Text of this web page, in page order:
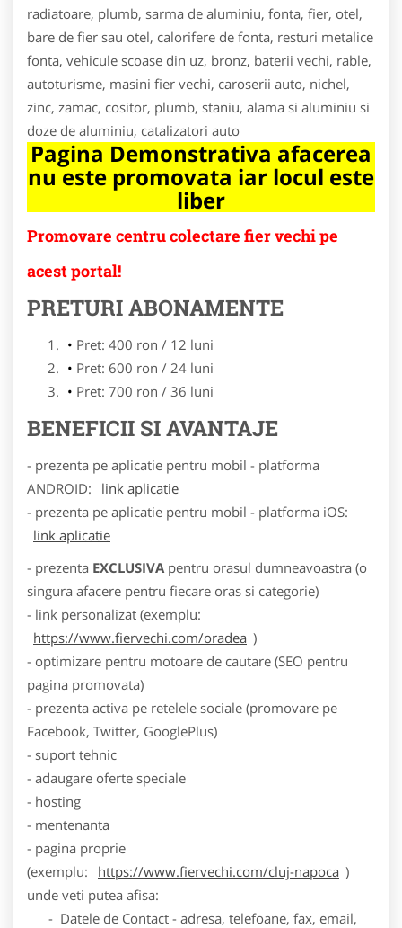
radiatoare, plumb, sarma de aluminiu, fonta, fier, otel,
bare de fier sau otel, calorifere de fonta, resturi metalice
fonta, vehicule scoase din uz, bronz, baterii vechi, rable,
autoturisme, masini fier vechi, caroserii auto, nichel,
zinc, zamac, cositor, plumb, staniu, alama si aluminiu si
doze de aluminiu, catalizatori auto
Pagina Demonstrativa afacerea
nu este promovata iar locul este
liber
Promovare centru colectare fier vechi pe
acest portal!
PRETURI ABONAMENTE
Pret: 400 ron / 12 luni
Pret: 600 ron / 24 luni
Pret: 700 ron / 36 luni
BENEFICII SI AVANTAJE
- prezenta pe aplicatie pentru mobil - platforma
ANDROID:
link aplicatie
- prezenta pe aplicatie pentru mobil - platforma iOS:
link aplicatie
- prezenta EXCLUSIVA pentru orasul dumneavoastra (o
singura afacere pentru fiecare oras si categorie)
- link personalizat (exemplu:
https://www.fiervechi.com/oradea )
- optimizare pentru motoare de cautare (SEO pentru
pagina promovata)
- prezenta activa pe retelele sociale (promovare pe
Facebook, Twitter, GooglePlus)
- suport tehnic
- adaugare oferte speciale
- hosting
- mentenanta
- pagina proprie
(exemplu:
https://www.fiervechi.com/cluj-napoca )
unde veti putea afisa:
- Datele de Contact - adresa, telefoane, fax, email,